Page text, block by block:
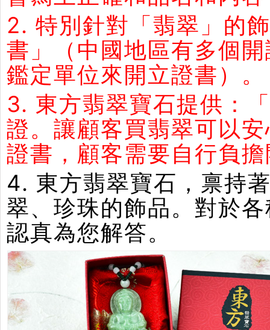
2. 特別針對「翡翠」的
書」（中國地區有多個
鑑定單位來開立證書）。
3. 東方翡翠寶石提供：
證。讓顧客買翡翠可以
證書，顧客需要自行負
4. 東方翡翠寶石，禀持
翠、珍珠的飾品。對於
認真為您解答。